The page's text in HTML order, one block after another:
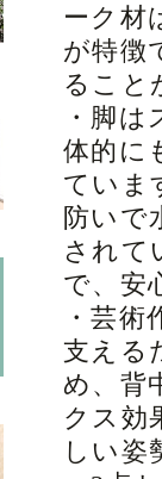
ーク材
が特徴
ること
・脚
体的に
ていま
防いで
されて
で、安
・芸
支える
め、背
クス効
しい姿